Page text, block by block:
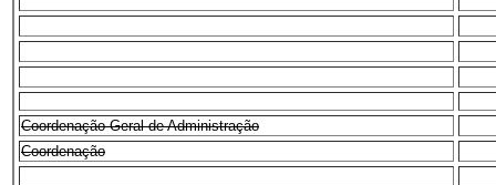
Coordenação-Geral de Administração
Coordenação